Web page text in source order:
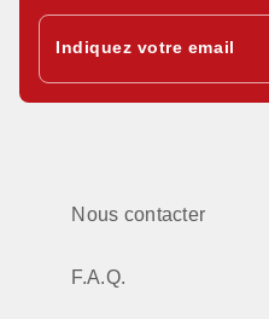
Indiquez votre email
Nous contacter
F.A.Q.